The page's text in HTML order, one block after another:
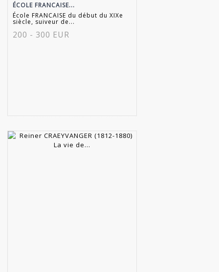
ÉCOLE FRANCAISE...
École FRANCAISE du début du XIXe
siècle, suiveur de...
200 - 300 EUR